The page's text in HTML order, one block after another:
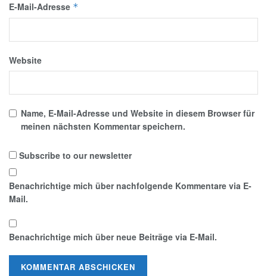
E-Mail-Adresse *
Website
Name, E-Mail-Adresse und Website in diesem Browser für
meinen nächsten Kommentar speichern.
Subscribe to our newsletter
Benachrichtige mich über nachfolgende Kommentare via E-
Mail.
Benachrichtige mich über neue Beiträge via E-Mail.